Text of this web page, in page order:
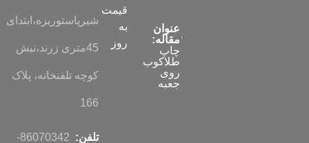
عنوان
مقاله:
چاپ
طلاکوب
روی
جعبه
قیمت
به
روز
شیرپاستوریزه،ابتدای
45متری زرند،نبش
کوچه تلفنخانه، پلاک
166
تلفن: 86070342-